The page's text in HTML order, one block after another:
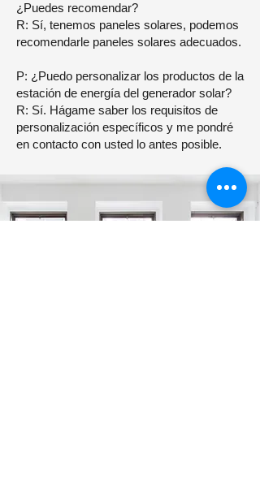
¿Puedes recomendar?
R: Sí, tenemos paneles solares, podemos
recomendarle paneles solares adecuados.
P: ¿Puedo personalizar los productos de la
estación de energía del generador solar?
R: Sí. Hágame saber los requisitos de
personalización específicos y me pondré
en contacto con usted lo antes posible.